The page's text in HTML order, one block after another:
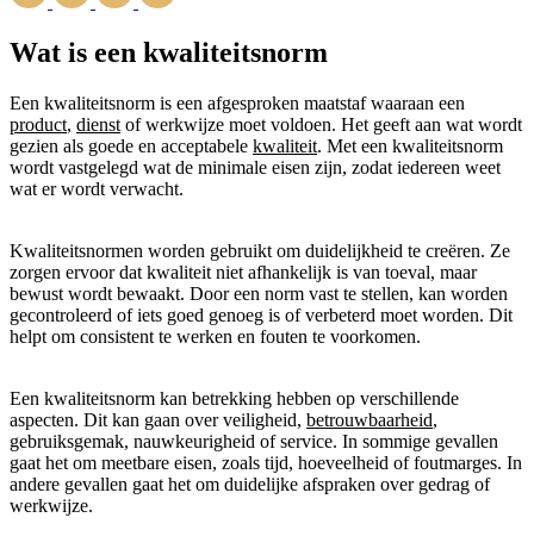
Wat is een kwaliteitsnorm
Een kwaliteitsnorm is een afgesproken maatstaf waaraan een
product, dienst of werkwijze moet voldoen. Het geeft aan wat wordt
gezien als goede en acceptabele kwaliteit. Met een kwaliteitsnorm
wordt vastgelegd wat de minimale eisen zijn, zodat iedereen weet
wat er wordt verwacht.
Kwaliteitsnormen worden gebruikt om duidelijkheid te creëren. Ze
zorgen ervoor dat kwaliteit niet afhankelijk is van toeval, maar
bewust wordt bewaakt. Door een norm vast te stellen, kan worden
gecontroleerd of iets goed genoeg is of verbeterd moet worden. Dit
helpt om consistent te werken en fouten te voorkomen.
Een kwaliteitsnorm kan betrekking hebben op verschillende
aspecten. Dit kan gaan over veiligheid, betrouwbaarheid,
gebruiksgemak, nauwkeurigheid of service. In sommige gevallen
gaat het om meetbare eisen, zoals tijd, hoeveelheid of foutmarges. In
andere gevallen gaat het om duidelijke afspraken over gedrag of
werkwijze.